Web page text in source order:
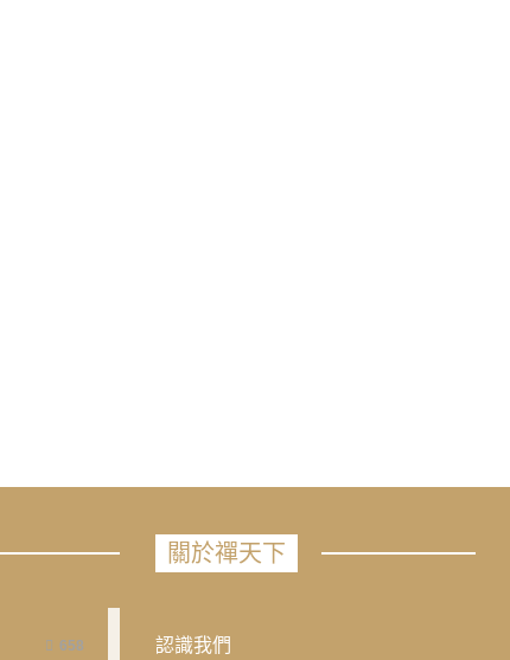
658
關於禪天下
認識我們